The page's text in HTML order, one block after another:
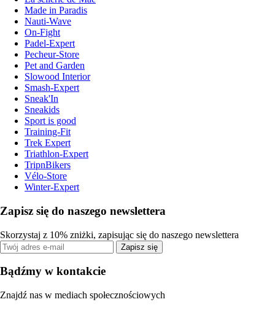
Made in Paradis
Nauti-Wave
On-Fight
Padel-Expert
Pecheur-Store
Pet and Garden
Slowood Interior
Smash-Expert
Sneak'In
Sneakids
Sport is good
Training-Fit
Trek Expert
Triathlon-Expert
TripnBikers
Vélo-Store
Winter-Expert
Zapisz się do naszego newslettera
Skorzystaj z 10% zniżki, zapisując się do naszego newslettera
Zapisz się
Bądźmy w kontakcie
Znajdź nas w mediach społecznościowych